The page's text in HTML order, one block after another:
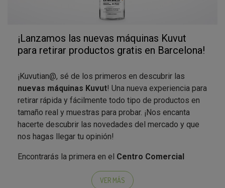
¡Lanzamos las nuevas máquinas Kuvut
para retirar productos gratis en Barcelona!
¡Kuvutian@, sé de los primeros en descubrir las
nuevas máquinas Kuvut! Una nueva experiencia para
retirar rápida y fácilmente todo tipo de productos en
tamaño real y muestras para probar. ¡Nos encanta
hacerte descubrir las novedades del mercado y que
nos hagas llegar tu opinión!
Encontrarás la primera en el Centro Comercial
Comercial H2O de Rivas (Madrid)
VER MÁS